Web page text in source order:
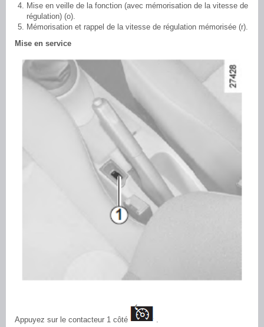
Mise en veille de la fonction (avec mémorisation de la vitesse de
régulation) (o).
Mémorisation et rappel de la vitesse de régulation mémorisée (r).
Mise en service
Appuyez sur le contacteur 1 côté .